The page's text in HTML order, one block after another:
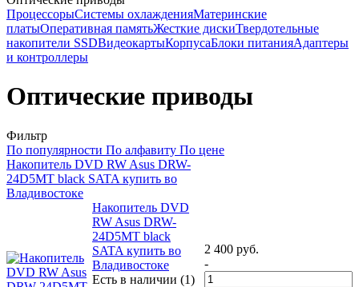
ПроцессорыСистемы охлажденияМатеринские
платыОперативная памятьЖесткие дискиТвердотельные
накопители SSDВидеокартыКорпусаБлоки питанияАдаптеры
и контроллеры
Оптические приводы
Фильтр
По популярности По алфавиту По цене
Накопитель DVD RW Asus DRW-
24D5MT black SATA купить во
Владивостоке
Накопитель DVD
RW Asus DRW-
24D5MT black
SATA купить во
Владивостоке
Есть в наличии (1)
2 400 руб.
-